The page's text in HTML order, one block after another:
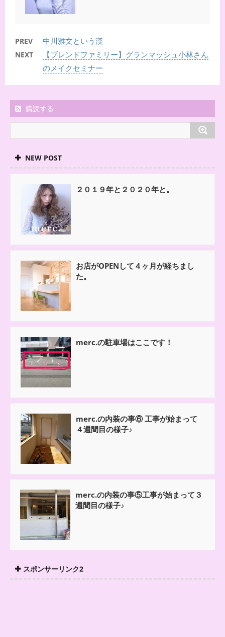
PREV 中川雅文という漢
NEXT
【ブレンドファミリー】グランマッシュ小林さん
のメイクセミナー
購読する
NEW POST
２０１９年と２０２０年と。
お店がOPENして４ヶ月が経ちまし
た。
merc.の駐車場はここです！
merc.の内装の事⑥ 工事が始まって
４週間目の様子♪
merc.の内装の事⑤工事が始まって３
週間目の様子♪
スポンサーリンク2